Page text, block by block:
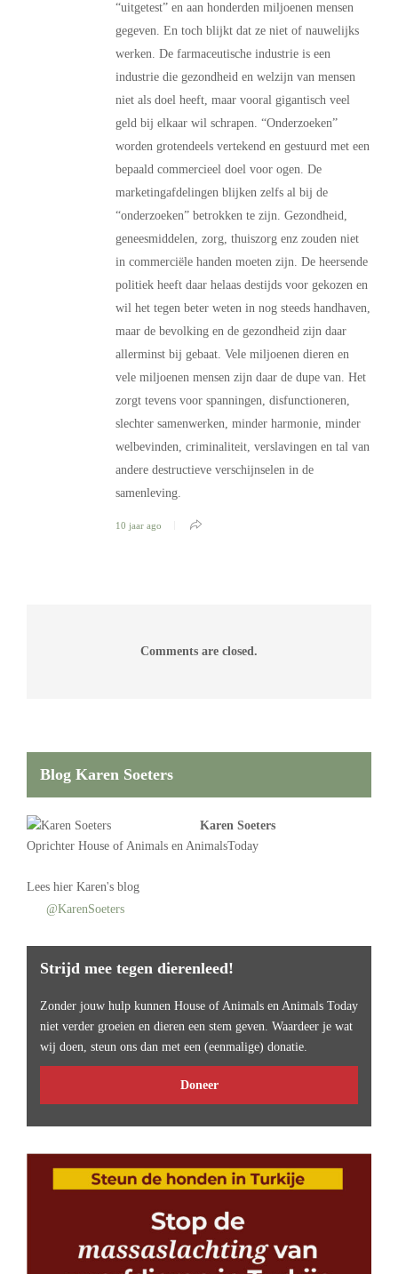
“uitgetest” en aan honderden miljoenen mensen
gegeven. En toch blijkt dat ze niet of nauwelijks
werken. De farmaceutische industrie is een
industrie die gezondheid en welzijn van mensen
niet als doel heeft, maar vooral gigantisch veel
geld bij elkaar wil schrapen. “Onderzoeken”
worden grotendeels vertekend en gestuurd met een
bepaald commercieel doel voor ogen. De
marketingafdelingen blijken zelfs al bij de
“onderzoeken” betrokken te zijn. Gezondheid,
geneesmiddelen, zorg, thuiszorg enz zouden niet
in commerciële handen moeten zijn. De heersende
politiek heeft daar helaas destijds voor gekozen en
wil het tegen beter weten in nog steeds handhaven,
maar de bevolking en de gezondheid zijn daar
allerminst bij gebaat. Vele miljoenen dieren en
vele miljoenen mensen zijn daar de dupe van. Het
zorgt tevens voor spanningen, disfunctioneren,
slechter samenwerken, minder harmonie, minder
welbevinden, criminaliteit, verslavingen en tal van
andere destructieve verschijnselen in de
samenleving.
10 jaar ago
Comments are closed.
Blog Karen Soeters
Karen Soeters
Oprichter House of Animals en AnimalsToday
Lees hier Karen's blog
@KarenSoeters
Strijd mee tegen dierenleed!
Zonder jouw hulp kunnen House of Animals en Animals Today
niet verder groeien en dieren een stem geven. Waardeer je wat
wij doen, steun ons dan met een (eenmalige) donatie.
Doneer